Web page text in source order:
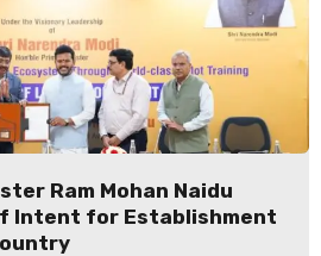
Ram Mohan Naidu
Intent for Establishment